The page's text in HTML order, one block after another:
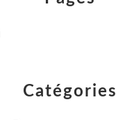
Catégories